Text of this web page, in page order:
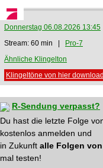
Donnerstag 06.08.2026 13:45
Stream: 60 min |
Pro-7
Ähnliche Klingelton
Klingeltöne von hier
R-Sendung verpasst?
Du hast die letzte Folge
kostenlos anmelden und
in Zukunft alle Folgen
mal testen!